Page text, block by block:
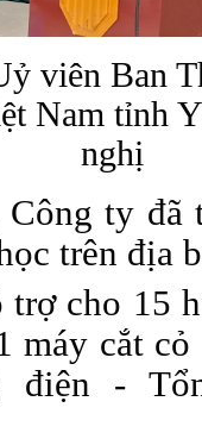
viên Ban
Nam tỉnh
nghị
ty đã
trên địa
trợ cho 15
máy cắt
điện -